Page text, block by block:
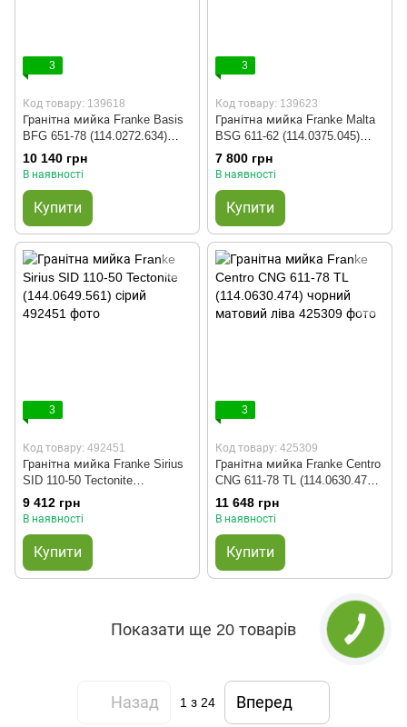
3
Код товару: 139618
Гранітна мийка Franke Basis
BFG 651-78 (114.0272.634)
сахара
10 140 грн
В наявності
Купити
3
Код товару: 139623
Гранітна мийка Franke Malta
BSG 611-62 (114.0375.045)
бежева
7 800 грн
В наявності
Купити
3
Код товару: 492451
Гранітна мийка Franke Sirius
SID 110-50 Tectonite
(144.0649.561) сірий
9 412 грн
В наявності
Купити
3
Код товару: 425309
Гранітна мийка Franke Centro
CNG 611-78 TL (114.0630.474)
чорний матовий ліва
11 648 грн
В наявності
Купити
Показати ще 20 товарів
Назад 1 з 24 Вперед